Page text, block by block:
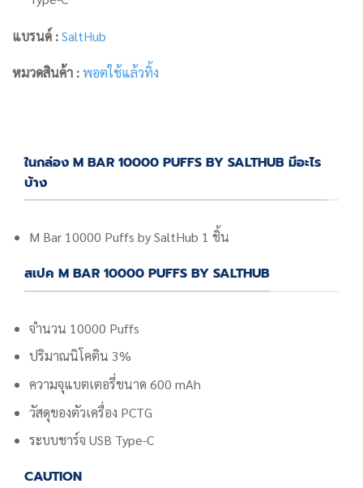
แบรนด์ :SaltHub
หมวดสินค้า :พอตใช้แล้วทิ้ง
ในกล่อง M BAR 10000 PUFFS BY SALTHUB มีอะไร
บ้าง
M Bar 10000 Puffs by SaltHub 1 ชิ้น
สเปค M BAR 10000 PUFFS BY SALTHUB
จำนวน 10000 Puffs
ปริมาณนิโคติน 3%
ความจุแบตเตอรี่ขนาด 600 mAh
วัสดุของตัวเครื่อง PCTG
ระบบชาร์จ USB Type-C
CAUTION